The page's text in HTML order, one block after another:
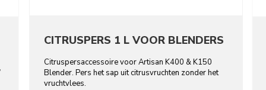
CITRUSPERS 1 L VOOR BLENDERS
Citruspersaccessoire voor Artisan K400 & K150
Blender. Pers het sap uit citrusvruchten zonder het
vruchtvlees.